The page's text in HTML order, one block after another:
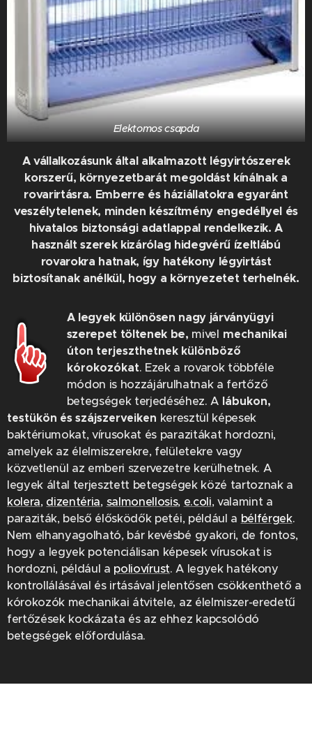
Elektomos csapda
A vállalkozásunk által alkalmazott légyirtószerek
korszerű, környezetbarát megoldást kínálnak a
rovarirtásra. Emberre és háziállatokra egyaránt
veszélytelenek, minden készítmény engedéllyel és
hivatalos biztonsági adatlappal rendelkezik. A
használt szerek kizárólag hidegvérű ízeltlábú
rovarokra hatnak, így hatékony légyirtást
biztosítanak anélkül, hogy a környezetet terhelnék.
A legyek különösen nagy járványügyi
szerepet töltenek be, mivel mechanikai
úton terjeszthetnek különböző
kórokozókat. Ezek a rovarok többféle
módon is hozzájárulhatnak a fertőző
betegségek terjedéséhez. A lábukon,
testükön és szájszerveiken keresztül képesek
baktériumokat, vírusokat és parazitákat hordozni,
amelyek az élelmiszerekre, felületekre vagy
közvetlenül az emberi szervezetre kerülhetnek. A
legyek által terjesztett betegségek közé tartoznak a
kolera, dizentéria, salmonellosis, e.coli, valamint a
paraziták, belső élősködők petéi, például a bélférgek.
Nem elhanyagolható, bár kevésbé gyakori, de fontos,
hogy a legyek potenciálisan képesek vírusokat is
hordozni, például a poliovírust. A legyek hatékony
kontrollálásával és irtásával jelentősen csökkenthető a
kórokozók mechanikai átvitele, az élelmiszer-eredetű
fertőzések kockázata és az ehhez kapcsolódó
betegségek előfordulása.